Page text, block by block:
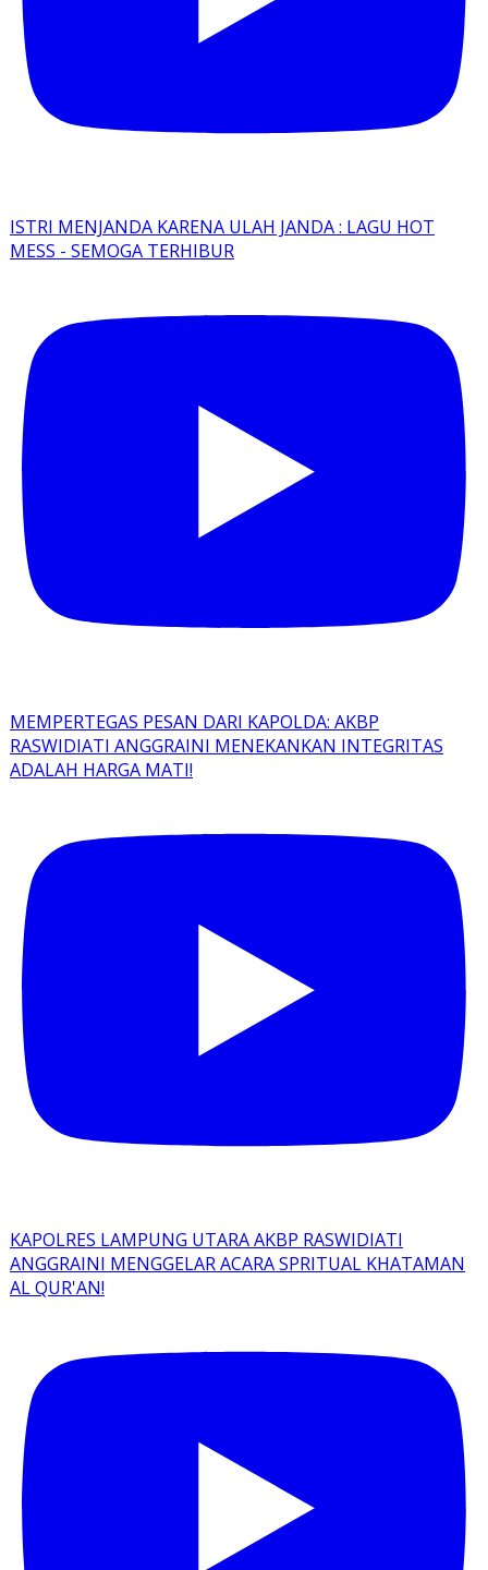
ISTRI MENJANDA KARENA ULAH JANDA : LAGU HOT
MESS - SEMOGA TERHIBUR
MEMPERTEGAS PESAN DARI KAPOLDA: AKBP
RASWIDIATI ANGGRAINI MENEKANKAN INTEGRITAS
ADALAH HARGA MATI!
KAPOLRES LAMPUNG UTARA AKBP RASWIDIATI
ANGGRAINI MENGGELAR ACARA SPRITUAL KHATAMAN
AL QUR'AN!